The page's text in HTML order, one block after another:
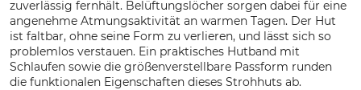
zuverlässig fernhält. Belüftungslöcher sorgen dabei für eine
angenehme Atmungsaktivität an warmen Tagen. Der Hut
ist faltbar, ohne seine Form zu verlieren, und lässt sich so
problemlos verstauen. Ein praktisches Hutband mit
Schlaufen sowie die größenverstellbare Passform runden
die funktionalen Eigenschaften dieses Strohhuts ab.